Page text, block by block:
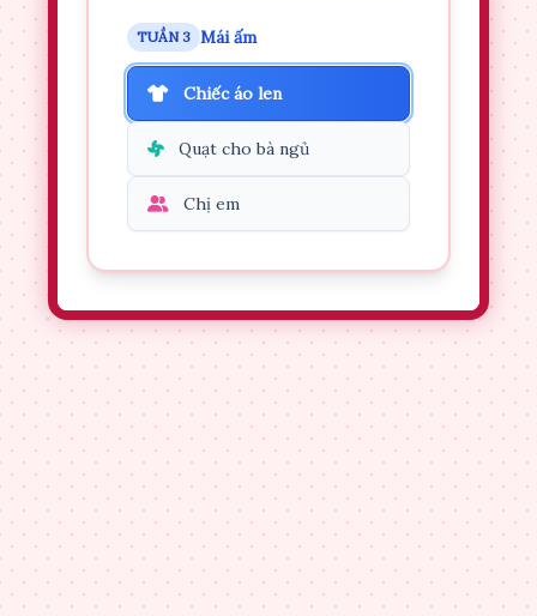
TUẦN 3 Mái ấm
Chiếc áo len
Quạt cho bà ngủ
Chị em